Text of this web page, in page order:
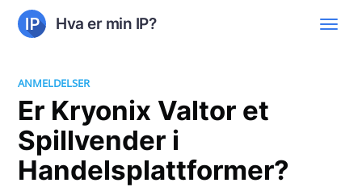
Hva er min IP?
ANMELDELSER
Er Kryonix Valtor et
Spillvender i
Handelsplattformer?